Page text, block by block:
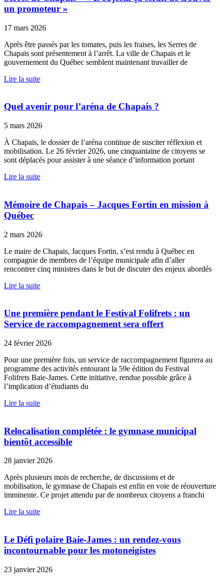
un promoteur »
17 mars 2026
Après être passés par les tomates, puis les fraises, les Serres de
Chapais sont présentement à l’arrêt. La ville de Chapais et le
gouvernement du Québec semblent maintenant travailler de
Lire la suite
Quel avenir pour l’aréna de Chapais ?
5 mars 2026
À Chapais, le dossier de l’aréna continue de susciter réflexion et
mobilisation. Le 26 février 2026, une cinquantaine de citoyens se
sont déplacés pour assister à une séance d’information portant
Lire la suite
Mémoire de Chapais – Jacques Fortin en mission à
Québec
2 mars 2026
Le maire de Chapais, Jacques Fortin, s’est rendu à Québec en
compagnie de membres de l’équipe municipale afin d’aller
rencontrer cinq ministres dans le but de discuter des enjeux abordés
Lire la suite
Une première pendant le Festival Folifrets : un
Service de raccompagnement sera offert
24 février 2026
Pour une première fois, un service de raccompagnement figurera au
programme des activités entourant la 59e édition du Festival
Folifrets Baie-James. Cette initiative, rendue possible grâce à
l’implication d’étudiants du
Lire la suite
Relocalisation complétée : le gymnase municipal
bientôt accessible
28 janvier 2026
Après plusieurs mois de recherche, de discussions et de
mobilisation, le gymnase de Chapais est enfin en voie de réouverture
imminente. Ce projet attendu par de nombreux citoyens a franchi
Lire la suite
Le Défi polaire Baie-James : un rendez-vous
incontournable pour les motoneigistes
23 janvier 2026